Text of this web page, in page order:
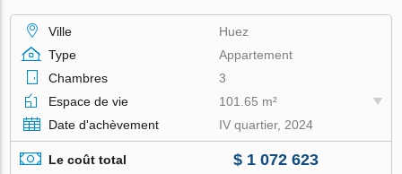
Ville
Huez
Type
Appartement
Chambres
3
Espace de vie
101.65 m²
Date d'achèvement
IV quartier, 2024
Le coût total $ 1 072 623